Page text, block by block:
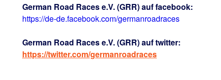
German Road Races e.V. (GRR) auf facebook:
https://de-de.facebook.com/germanroadraces
German Road Races e.V. (GRR) auf twitter:
https://twitter.com/germanroadraces